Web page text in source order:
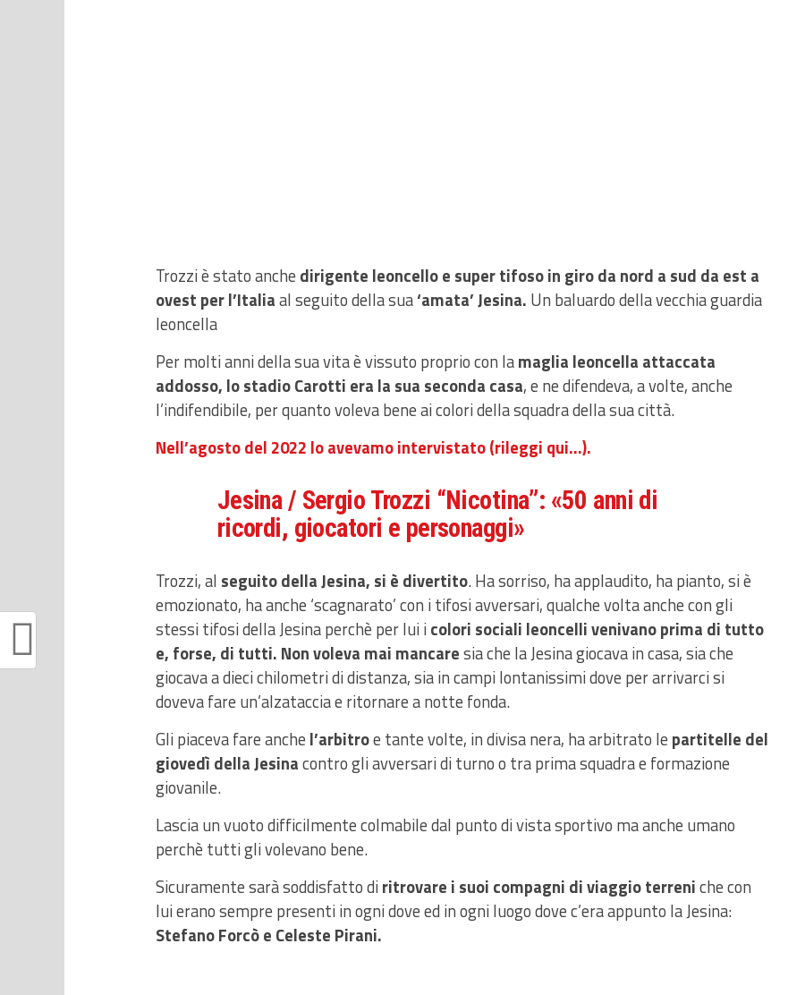
Trozzi è stato anche dirigente leoncello e super tifoso in giro da nord a sud da est a
ovest per l’Italiaal seguito della sua‘amata’ Jesina. Un baluardo della vecchia guardia
leoncella
Per molti anni della sua vita è vissuto proprio con lamaglia leoncella attaccata
addosso, lo stadio Carotti era la sua seconda casa, e ne difendeva, a volte, anche
l’indifendibile, per quanto voleva bene ai colori della squadra della sua città.
Nell’agosto del 2022 lo avevamo intervistato (rileggi qui…).
Jesina / Sergio Trozzi “Nicotina”: «50 anni di
ricordi, giocatori e personaggi»
Trozzi, al seguito della Jesina, si è divertito. Ha sorriso, ha applaudito, ha pianto, si è
emozionato, ha anche ‘scagnarato’ con i tifosi avversari, qualche volta anche con gli
stessi tifosi della Jesina perchè per lui icolori sociali leoncelli venivano prima di tutto
e, forse, di tutti. Non voleva mai mancaresia che la Jesina giocava in casa, sia che
giocava a dieci chilometri di distanza, sia in campi lontanissimi dove per arrivarci si
doveva fare un’alzataccia e ritornare a notte fonda.
Gli piaceva fare anche l’arbitroe tante volte, in divisa nera, ha arbitrato le partitelle del
giovedì della Jesinacontro gli avversari di turno o tra prima squadra e formazione
giovanile.
Lascia un vuoto difficilmente colmabile dal punto di vista sportivo ma anche umano
perchè tutti gli volevano bene.
Sicuramente sarà soddisfatto diritrovare i suoi compagni di viaggio terreniche con
lui erano sempre presenti in ogni dove ed in ogni luogo dove c’era appunto la Jesina:
Stefano Forcò e Celeste Pirani.